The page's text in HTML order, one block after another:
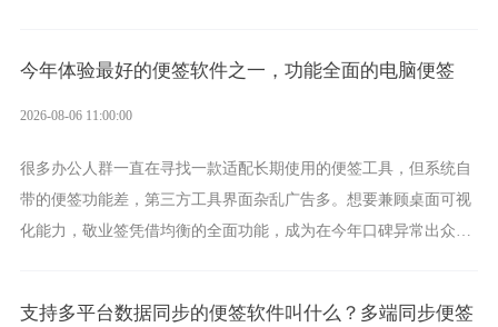
今年体验最好的便签软件之一，功能全面的电脑便签
2026-08-06 11:00:00
很多办公人群一直在寻找一款适配长期使用的便签工具，但系统自
带的便签功能差，第三方工具界面杂乱广告多。想要兼顾桌面可视
化能力，敬业签凭借均衡的全面功能，成为在今年口碑异常出众的
支持多平台数据同步的便签软件叫什么？多端同步便签